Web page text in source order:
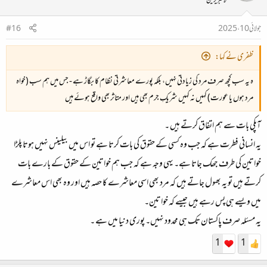
جولائی 10، 2025
#16
ظفری نے کہا:
ہیہ سب کچھ صرف مرد کی زیادتی نہیں، بلکہ پورے معاشرتی نظام کا بگاڑ ہے - جس میں ہم سب (خواہ
مرد ہوں یا عورت) کہیں نہ کہیں شریکِ جرم بھی ہیں اور متاثر بھی واقع ہوئے ہیں
آپکی بات سے ہم اتفاق کرتے ہیں ۔
یہ انسانی فطرت ہے کہ جب وہ کسی کے حقوق کی بات کرتا ہے تو اس میں بیلینس نہیں ہوتا پلڑا
خواتین کی طرف جھک جاتا ہے۔ یہی وجہ ہے کہ جب ہم خواتین کے حقوق کے بارے بات
کرتے ہیں تو یہ بھول جاتے ہیں کہ مرد بھی اسی معاشرے کا حصہ ہیں اور وہ بھی اس معاشرے
میں ویسے ہی پس رہے ہیں جیسے کہ خواتین۔
یہ مسئلہ صرف پاکستان تک ہی محدود نہیں۔ پوری دنیا میں ہے ۔
1
1